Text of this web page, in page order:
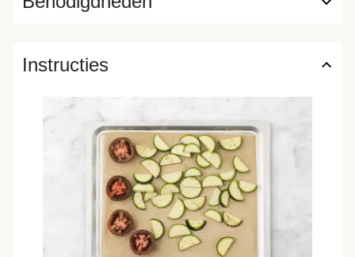
Instructies